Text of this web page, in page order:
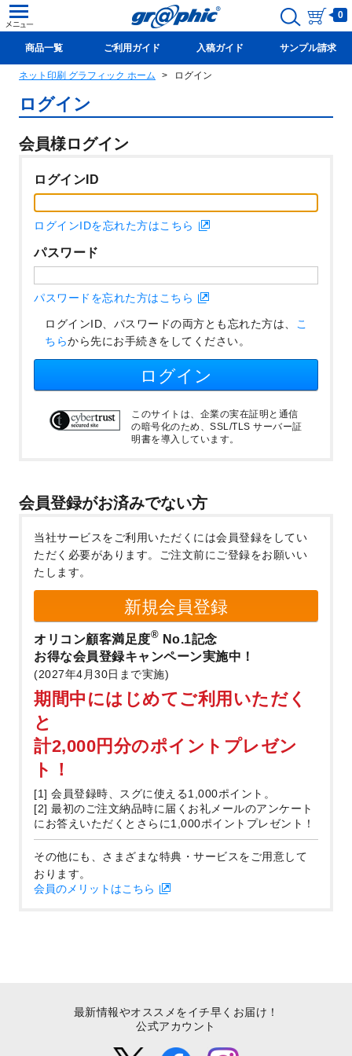
0
商品一覧 ご利用ガイド 入稿ガイド サンプル請求
新規会員登録(無料)
ネット印刷 グラフィック ホーム ログイン
ログイン
会員様ログイン
ログインID
ログインIDを忘れた方はこちら
パスワード
パスワードを忘れた方はこちら
ログインID、パスワードの両方とも忘れた方は、 こ
ちらから先にお手続きをしてください。
ログイン
このサイトは、企業の実在証明と通信
の暗号化のため、SSL/TLS サーバー証
明書を導入しています。
会員登録がお済みでない方
当社サービスをご利用いただくには会員登録をしてい
ただく必要があります。
ご注文前にご登録をお願いい
たします。
新規会員登録
オリコン顧客満足度® No.1記念
お得な会員登録キャンペーン実施中！
(2027年4月30日まで実施)
期間中にはじめてご利用いただく
と
計2,000円分のポイントプレゼン
ト！
[1] 会員登録時、スグに使える1,000ポイント。
[2] 最初のご注文納品時に届くお礼メールのアンケート
にお答えいただくとさらに1,000ポイントプレゼント！
その他にも、さまざまな特典・サービスをご用意して
おります。
会員のメリットはこちら
最新情報やオススメをイチ早くお届け！
公式アカウント